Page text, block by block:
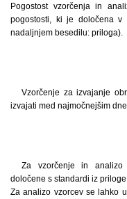
Pogostost vzorčenja in
pogostosti, ki je določena
nadaljnjem besedilu: priloga).
Vzorčenje za izvajanje
izvajati med najmočnejšim
Za vzorčenje in analizo
določene s standardi iz priloge.
Za analizo vzorcev se lahko